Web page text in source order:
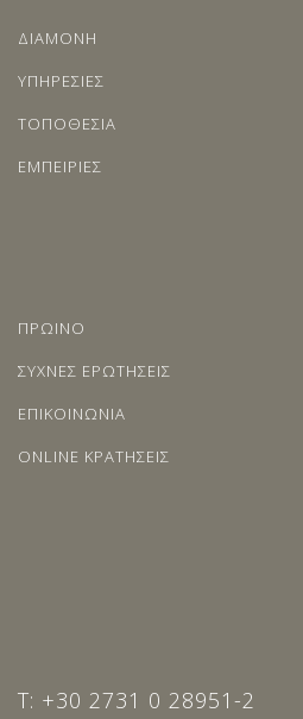
ΔΙΑΜΟΝΗ
ΥΠΗΡΕΣΙΕΣ
ΤΟΠΟΘΕΣΙΑ
ΕΜΠΕΙΡΙΕΣ
ΠΡΩΙΝΟ
ΣΥΧΝΕΣ ΕΡΩΤΗΣΕΙΣ
ΕΠΙΚΟΙΝΩΝΙΑ
ONLINE ΚΡΑΤΗΣΕΙΣ
T: +30 2731 0 28951-2